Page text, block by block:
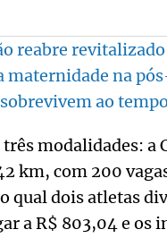
reabre revitalizado
maternidade na
ao tempo
modalidades: a
km, com 200
qual dois atletas
a R$ 803,04 e